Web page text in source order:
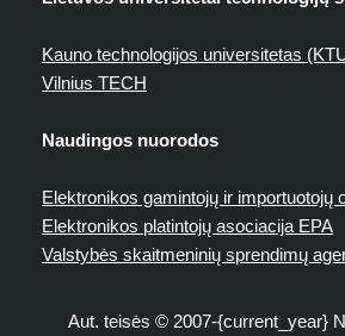
Kauno technologijos universitetas
Vilnius TECH
Naudingos nuorodos
Elektronikos gamintojų ir importuotojų
Elektronikos platintojų asociacija EPA
Valstybės skaitmeninių sprendimų
Aut. teisės © 2007-{current_year}